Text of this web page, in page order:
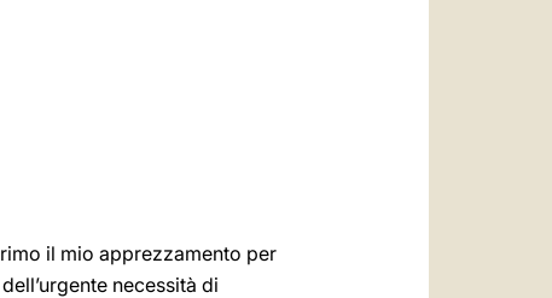
il mio apprezzamento per
necessità di